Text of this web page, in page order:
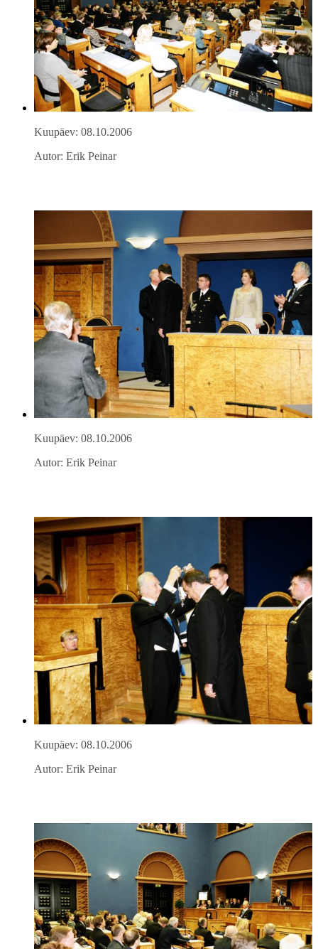
Kuupäev: 08.10.2006
Autor: Erik Peinar
Kuupäev: 08.10.2006
Autor: Erik Peinar
Kuupäev: 08.10.2006
Autor: Erik Peinar